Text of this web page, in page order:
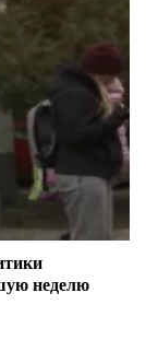
неделю